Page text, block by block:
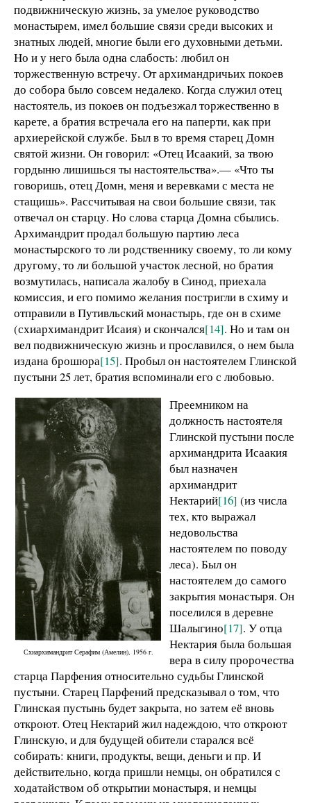
подвижническую жизнь, за умелое руководство
монастырем, имел большие связи среди высоких и
знатных людей, многие были его духовными детьми.
Но и у него была одна слабость: любил он
торжественную встречу. От архимандричьих покоев
до собора было совсем недалеко. Когда служил отец
настоятель, из покоев он подъезжал торжественно в
карете, а братия встречала его на паперти, как при
архиерейской службе. Был в то время старец Домн
святой жизни. Он говорил: «Отец Исаакий, за твою
гордыню лишишься ты настоятельства».— «Что ты
говоришь, отец Домн, меня и веревками с места не
стащишь». Рассчитывая на свои большие связи, так
отвечал он старцу. Но слова старца Домна сбылись.
Архимандрит продал большую партию леса
монастырского то ли родственнику своему, то ли кому
другому, то ли большой участок лесной, но братия
возмутилась, написала жалобу в Синод, приехала
комиссия, и его помимо желания постригли в схиму и
отправили в Путивльский монастырь, где он в схиме
(схиархимандрит Исаия) и скончался[14]. Но и там он
вел подвижническую жизнь и прославился, о нем была
издана брошюра[15]. Пробыл он настоятелем Глинской
пустыни 25 лет, братия вспоминали его с любовью.
Схиархимандрит Серафим (Амелин), 1956 г.
Преемником на
должность настоятеля
Глинской пустыни после
архимандрита Исаакия
был назначен
архимандрит
Нектарий[16] (из числа
тех, кто выражал
недовольства
настоятелем по поводу
леса). Был он
настоятелем до самого
закрытия монастыря. Он
поселился в деревне
Шалыгино[17]. У отца
Нектария была большая
вера в силу пророчества
старца Парфения относительно судьбы Глинской
пустыни. Старец Парфений предсказывал о том, что
Глинская пустынь будет закрыта, но затем её вновь
откроют. Отец Нектарий жил надеждою, что откроют
Глинскую, и для будущей обители старался всё
собирать: книги, продукты, вещи, деньги и пр. И
действительно, когда пришли немцы, он обратился с
ходатайством об открытии монастыря, и немцы